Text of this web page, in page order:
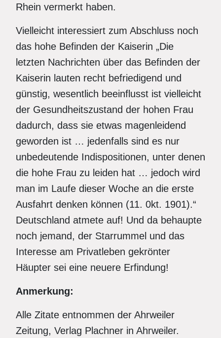
Rhein vermerkt haben.
Vielleicht interessiert zum Abschluss noch
das hohe Befinden der Kaiserin „Die
letzten Nachrichten über das Befinden der
Kaiserin lauten recht befriedigend und
günstig, wesentlich beeinflusst ist vielleicht
der Gesundheitszustand der hohen Frau
dadurch, dass sie etwas magenleidend
geworden ist … jedenfalls sind es nur
unbedeutende Indispositionen, unter denen
die hohe Frau zu leiden hat … jedoch wird
man im Laufe dieser Woche an die erste
Ausfahrt denken können (11. 0kt. 1901).“
Deutschland atmete auf! Und da behaupte
noch jemand, der Starrummel und das
Interesse am Privatleben gekrönter
Häupter sei eine neuere Erfindung!
Anmerkung:
Alle Zitate entnommen der Ahrweiler
Zeitung, Verlag Plachner in Ahrweiler.